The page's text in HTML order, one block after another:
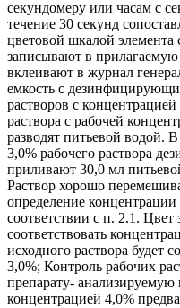
секундомеру или часам с
течение 30 секунд
цветовой шкалой элемента
записывают в прилагаемую
вклеивают в журнал
емкость с
растворов с
раствора с рабочей
разводят питьевой водой.
3,0% рабочего раствора
приливают 30,0 мл
Раствор хорошо
определение концентрации
соответствии с п. 2.1.
соответствовать
исходного раствора будет
3,0%; Контроль рабочих
препарату- анализируемую
концентрацией 4,0%